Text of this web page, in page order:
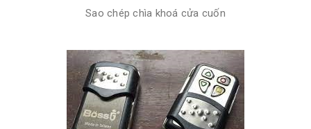
Sao chép chìa khoá cửa cuốn